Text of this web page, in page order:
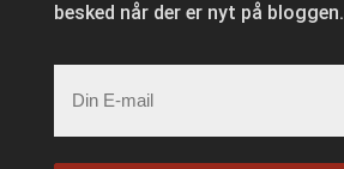
besked når der er nyt på bloggen.
mail